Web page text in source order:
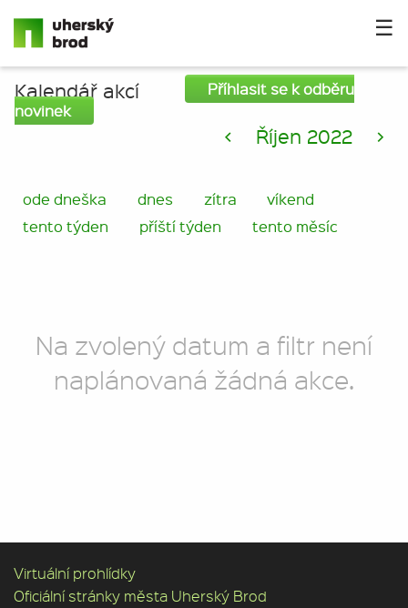
☰
Kalendář akcí
Příhlasit se k odběru
novinek
< Říjen 2022 >
ode dneška dnes zítra
víkend
tento týden
příští týden tento měsíc
Na zvolený datum a filtr není
naplánovaná žádná akce.
Virtuální prohlídky
Oficiální stránky města Uherský Brod